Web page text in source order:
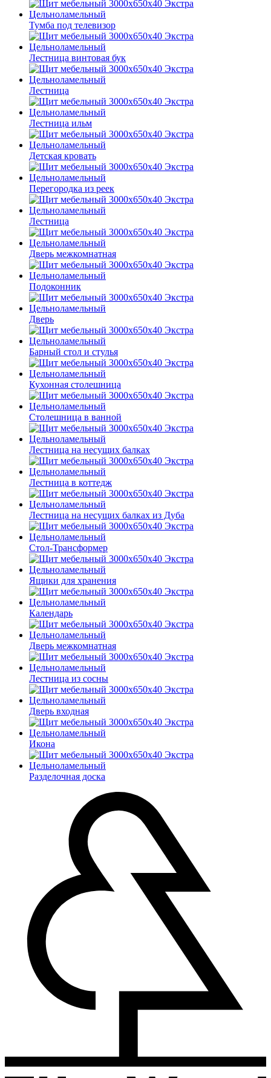
Тумба под телевизор
Лестница винтовая бук
Лестница
Лестница ильм
Детская кровать
Перегородка из реек
Лестница
Дверь межкомнатная
Подоконник
Дверь
Барный стол и стулья
Кухонная столешница
Столешница в ванной
Лестница на несущих балках
Лестница в коттедж
Лестница на несущих балках из Дуба
Стол-Трансформер
Ящики для хранения
Календарь
Дверь межкомнатная
Лестница из сосны
Дверь входная
Икона
Разделочная доска